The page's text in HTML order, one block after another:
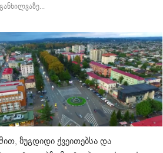
ზუგდიდი ქვეითებსა და